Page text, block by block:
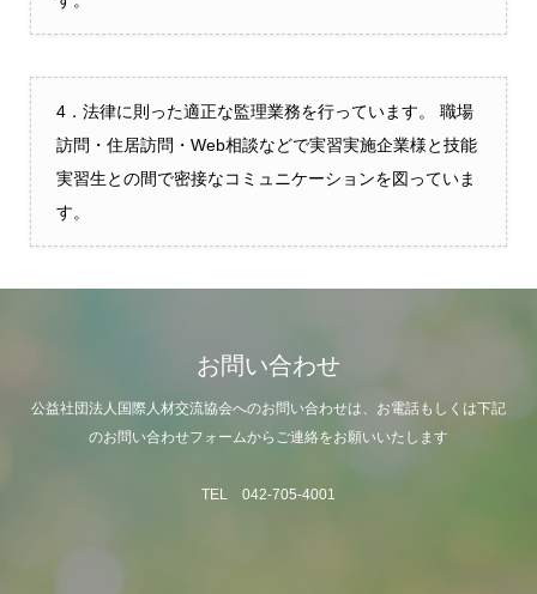
4．法律に則った適正な監理業務を行っています。 職場
訪問・住居訪問・Web相談などで実習実施企業様と技能
実習生との間で密接なコミュニケーションを図っていま
す。
お問い合わせ
公益社団法人国際人材交流協会へのお問い合わせは、お電話もしくは下記
のお問い合わせフォームからご連絡をお願いいたします
TEL 042-705-4001